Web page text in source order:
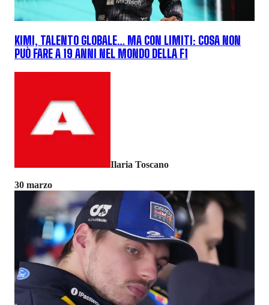
KIMI, TALENTO GLOBALE… MA CON LIMITI: COSA NON
PUÒ FARE A 19 ANNI NEL MONDO DELLA F1
Ilaria Toscano
30 marzo